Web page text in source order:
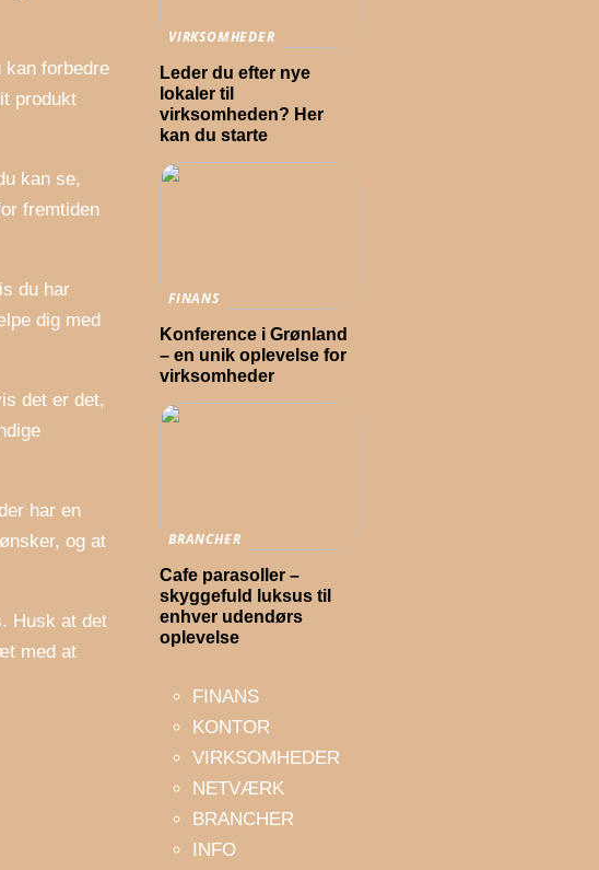
kan forbedre
produkt
kan se,
fremtiden
du har
dig med
det er det,
har en
og at
Husk at det
med at
VIRKSOMHEDER
Leder du efter nye
lokaler til
virksomheden? Her
kan du starte
FINANS
Konference i Grønland
– en unik oplevelse for
virksomheder
BRANCHER
Cafe parasoller –
skyggefuld luksus til
enhver udendørs
oplevelse
FINANS
KONTOR
VIRKSOMHEDER
NETVÆRK
BRANCHER
INFO